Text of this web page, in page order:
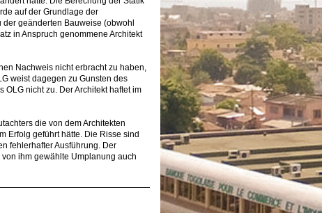
auf der Grundlage der
geänderten Bauweise (obwohl
in Anspruch genommene Architekt
Nachweis nicht erbracht zu haben,
weist dagegen zu Gunsten des
nicht zu. Der Architekt haftet im
die von dem Architekten
Erfolg geführt hätte. Die Risse sind
fehlerhafter Ausführung. Der
ihm gewählte Umplanung auch